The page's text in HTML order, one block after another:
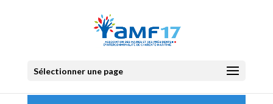
Sélectionner une page